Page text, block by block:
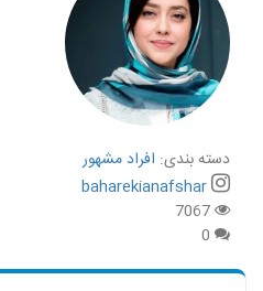
دسته بندی: افراد مشهور
baharekianafshar